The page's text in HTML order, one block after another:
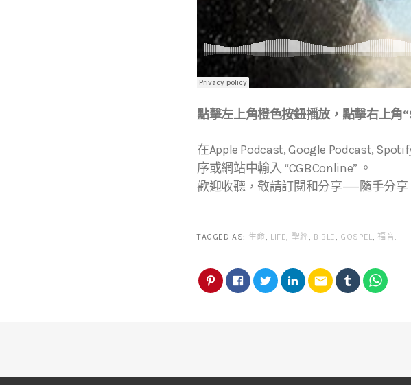
點擊左上角橙色按鈕播放，點擊右上角
在Apple Podcast, Google Podcast,
序或網站中輸入 “CGBConline” 。
歡迎收聽，敬請訂閱和分享——隨手分享
TAGGED AS: 生命 LIFE 聖經 BIBLE GOSPEL ,福音
email